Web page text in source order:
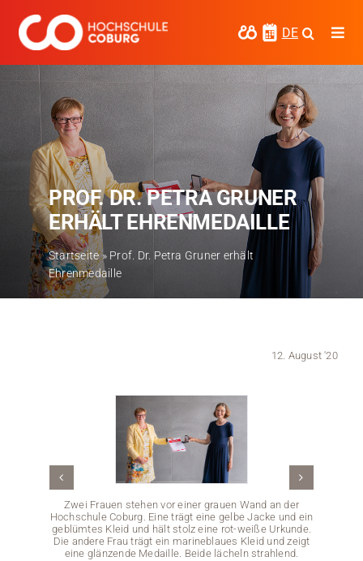
Inhalt
springen
DE
Studieren
Forschen
Kooperieren
Hochschule Coburg
Regionalentwicklung
Entdecke die Region
Stellenangebote
News
Veranstaltungen
PROF. DR. PETRA GRUNER
ERHÄLT EHRENMEDAILLE
Startseite» Prof. Dr. Petra Gruner erhält
Ehrenmedaille
12. August '20
Zwei Frauen stehen vor einer grauen Wand an der
Hochschule Coburg. Eine trägt eine gelbe Jacke und ein
geblümtes Kleid und hält stolz eine rot-weiße Urkunde.
Die andere Frau trägt ein marineblaues Kleid und zeigt
eine glänzende Medaille. Beide lächeln strahlend.